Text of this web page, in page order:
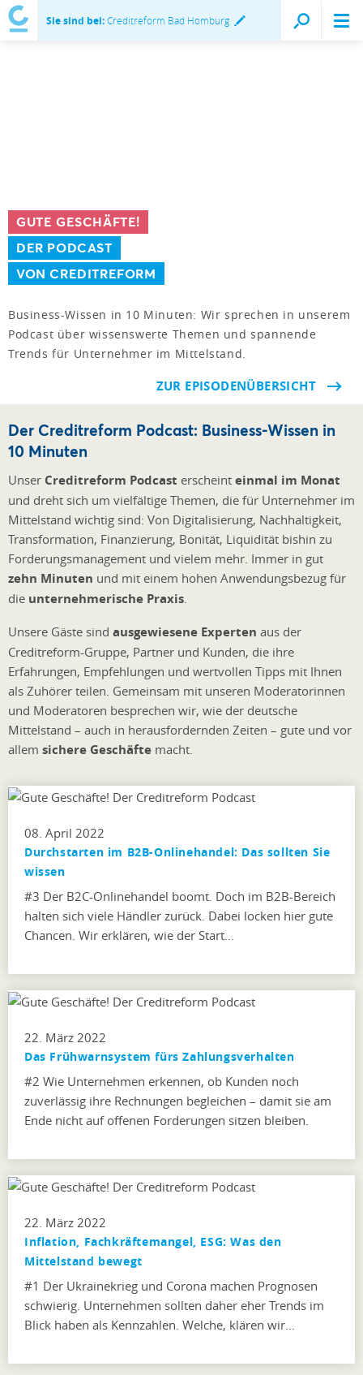
Sie sind bei:Creditreform Bad Homburg
GUTE GESCHÄFTE!
DER PODCAST
VON CREDITREFORM
Business-Wissen in 10 Minuten: Wir sprechen in unserem
Podcast über wissenswerte Themen und spannende
Trends für Unternehmer im Mittelstand.
ZUR EPISODENÜBERSICHT
Der Creditreform Podcast: Business-Wissen in
10 Minuten
Unser Creditreform Podcast erscheint einmal im Monat
und dreht sich um vielfältige Themen, die für Unternehmer im
Mittelstand wichtig sind: Von Digitalisierung, Nachhaltigkeit,
Transformation, Finanzierung, Bonität, Liquidität bishin zu
Forderungsmanagement und vielem mehr. Immer in gut
zehn Minuten und mit einem hohen Anwendungsbezug für
die unternehmerische Praxis
Unsere Gäste sind ausgewiesene Experten aus der
Creditreform-Gruppe, Partner und Kunden, die ihre
Erfahrungen, Empfehlungen und wertvollen Tipps mit Ihnen
als Zuhörer teilen. Gemeinsam mit unseren Moderatorinnen
und Moderatoren besprechen wir, wie der deutsche
Mittelstand – auch in herausfordernden Zeiten – gute und vor
allem sichere Geschäfte macht.
08. April 2022
Durchstarten im B2B-Onlinehandel: Das sollten Sie
wissen
#3 Der B2C-Onlinehandel boomt. Doch im B2B-Bereich
halten sich viele Händler zurück. Dabei locken hier gute
Chancen. Wir erklären, wie der Start…
22. März 2022
Das Frühwarnsystem fürs Zahlungsverhalten
#2 Wie Unternehmen erkennen, ob Kunden noch
zuverlässig ihre Rechnungen begleichen – damit sie am
Ende nicht auf offenen Forderungen sitzen bleiben.
22. März 2022
Inflation, Fachkräftemangel, ESG: Was den
Mittelstand bewegt
#1 Der Ukrainekrieg und Corona machen Prognosen
schwierig. Unternehmen sollten daher eher Trends im
Blick haben als Kennzahlen. Welche, klären wir…